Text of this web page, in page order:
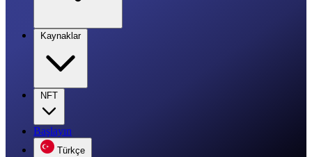
Kaynaklar
NFT
Başlayın
Türkçe